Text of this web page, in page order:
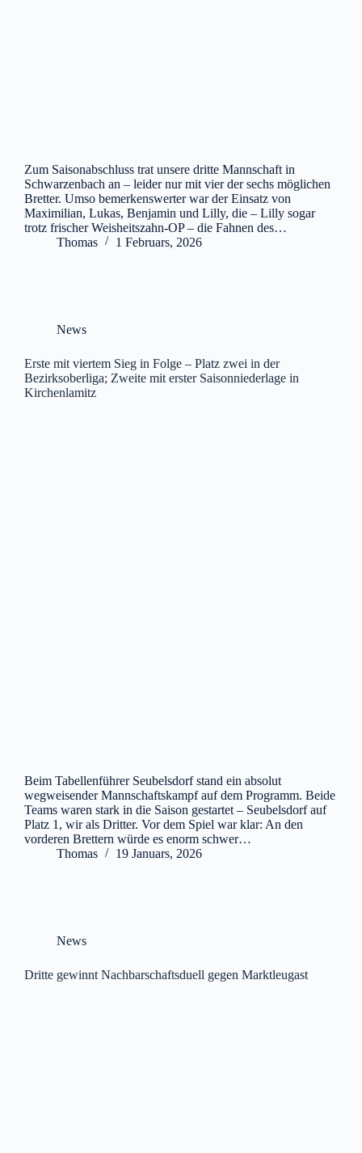
Zum Saisonabschluss trat unsere dritte Mannschaft in
Schwarzenbach an – leider nur mit vier der sechs möglichen
Bretter. Umso bemerkenswerter war der Einsatz von
Maximilian, Lukas, Benjamin und Lilly, die – Lilly sogar
trotz frischer Weisheitszahn-OP – die Fahnen des…
Thomas
1 Februars, 2026
News
Erste mit viertem Sieg in Folge – Platz zwei in der
Bezirksoberliga; Zweite mit erster Saisonniederlage in
Kirchenlamitz
Beim Tabellenführer Seubelsdorf stand ein absolut
wegweisender Mannschaftskampf auf dem Programm. Beide
Teams waren stark in die Saison gestartet – Seubelsdorf auf
Platz 1, wir als Dritter. Vor dem Spiel war klar: An den
vorderen Brettern würde es enorm schwer…
Thomas
19 Januars, 2026
News
Dritte gewinnt Nachbarschaftsduell gegen Marktleugast